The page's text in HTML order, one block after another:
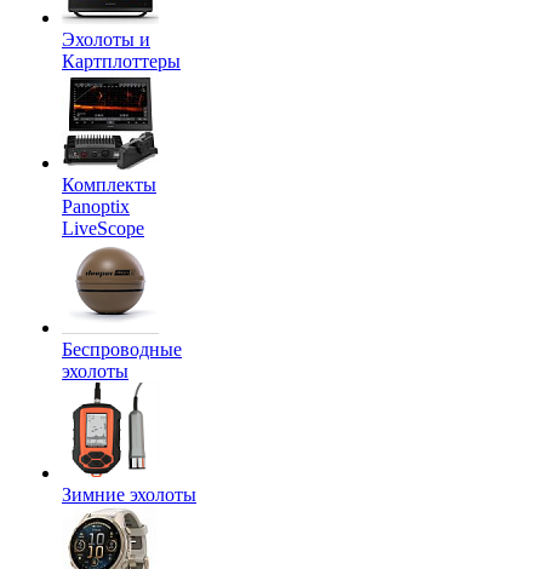
Эхолоты и
Картплоттеры
Комплекты
Panoptix
LiveScope
Беспроводные
эхолоты
Зимние эхолоты